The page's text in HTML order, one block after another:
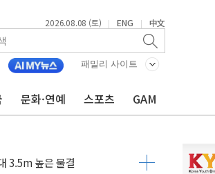
2026.08.08 (토) | ENG | 中文
패밀리 사이트
문화·연예 스포츠 GAM
적 시민 연대로 목소리 내야"
체포
주 연설서 신경전 고조
3.5m 높은 물결